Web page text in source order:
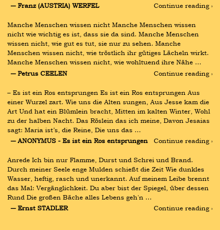
― Franz (AUSTRIA) WERFEL
Continue reading ›
Manche Menschen wissen nicht Manche Menschen wissen
nicht wie wichtig es ist, dass sie da sind. Manche Menschen
wissen nicht, wie gut es tut, sie nur zu sehen. Manche
Menschen wissen nicht, wie tröstlich ihr gütiges Lächeln wirkt.
Manche Menschen wissen nicht, wie wohltuend ihre Nähe …
― Petrus CEELEN
Continue reading ›
– Es ist ein Ros entsprungen Es ist ein Ros entsprungen Aus
einer Wurzel zart. Wie uns die Alten sungen, Aus Jesse kam die
Art Und hat ein Blümlein bracht, Mitten im kalten Winter, Wohl
zu der halben Nacht. Das Röslein das ich meine, Davon Jesaias
sagt: Maria ist’s, die Reine, Die uns das …
― ANONYMUS - Es ist ein Ros entsprungen
Continue reading ›
Anrede Ich bin nur Flamme, Durst und Schrei und Brand.
Durch meiner Seele enge Mulden schießt die Zeit Wie dunkles
Wasser, heftig, rasch und unerkannt. Auf meinem Leibe brennt
das Mal: Vergänglichkeit. Du aber bist der Spiegel, über dessen
Rund Die großen Bäche alles Lebens geh'n …
― Ernst STADLER
Continue reading ›